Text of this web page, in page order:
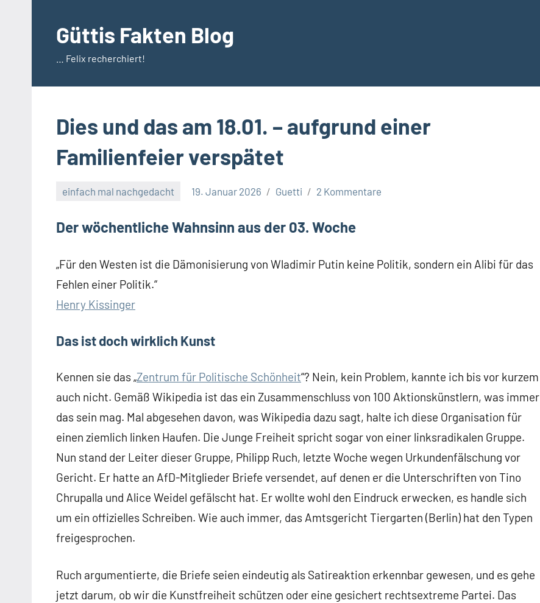
springenGüttis Fakten Blog
… Felix recherchiert!
Dies und das am 18.01. – aufgrund einer
Familienfeier verspätet
einfach mal nachgedacht 19. Januar 2026 Guetti 2 Kommentare
Der wöchentliche Wahnsinn aus der 03. Woche
„Für den Westen ist die Dämonisierung von Wladimir Putin keine Politik, sondern ein Alibi für das
Fehlen einer Politik.“
Henry Kissinger
Das ist doch wirklich Kunst
Kennen sie das „Zentrum für Politische Schönheit“? Nein, kein Problem, kannte ich bis vor kurzem
auch nicht. Gemäß Wikipedia ist das ein Zusammenschluss von 100 Aktionskünstlern, was immer
das sein mag. Mal abgesehen davon, was Wikipedia dazu sagt, halte ich diese Organisation für
einen ziemlich linken Haufen. Die Junge Freiheit spricht sogar von einer linksradikalen Gruppe.
Nun stand der Leiter dieser Gruppe, Philipp Ruch, letzte Woche wegen Urkundenfälschung vor
Gericht. Er hatte an AfD-Mitglieder Briefe versendet, auf denen er die Unterschriften von Tino
Chrupalla und Alice Weidel gefälscht hat. Er wollte wohl den Eindruck erwecken, es handle sich
um ein offizielles Schreiben. Wie auch immer, das Amtsgericht Tiergarten (Berlin) hat den Typen
freigesprochen.
Ruch argumentierte, die Briefe seien eindeutig als Satireaktion erkennbar gewesen, und es gehe
jetzt darum, ob wir die Kunstfreiheit schützen oder eine gesichert rechtsextreme Partei. Das